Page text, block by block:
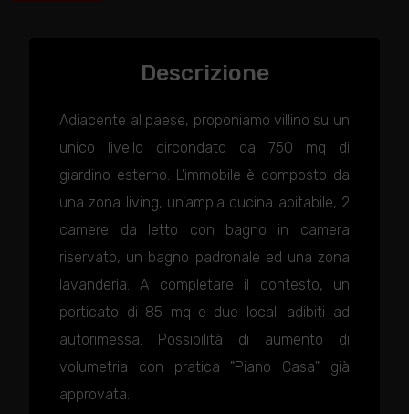
Descrizione
Adiacente al paese, proponiamo villino su un
unico livello circondato da 750 mq di
giardino esterno. L'immobile è composto da
una zona living, un'ampia cucina abitabile, 2
camere da letto con bagno in camera
riservato, un bagno padronale ed una zona
lavanderia. A completare il contesto, un
porticato di 85 mq e due locali adibiti ad
autorimessa. Possibilità di aumento di
volumetria con pratica "Piano Casa" già
approvata.